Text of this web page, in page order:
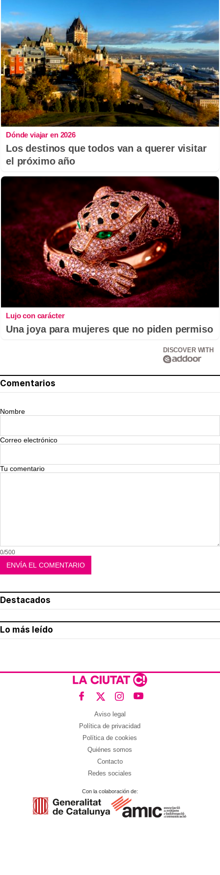
Dónde viajar en 2026
Los destinos que todos van a querer visitar
el próximo año
Lujo con carácter
Una joya para mujeres que no piden permiso
DISCOVER WITH
Comentarios
Nombre
Correo electrónico
Tu comentario
0/500
Destacados
Lo más leído
Aviso legal
Política de privacidad
Política de cookies
Quiénes somos
Contacto
Redes sociales
Con la colaboración de: